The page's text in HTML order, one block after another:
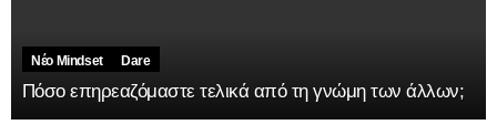
Νέο Mindset Dare
Πόσο επηρεαζόμαστε τελικά από τη γνώμη των άλλων;